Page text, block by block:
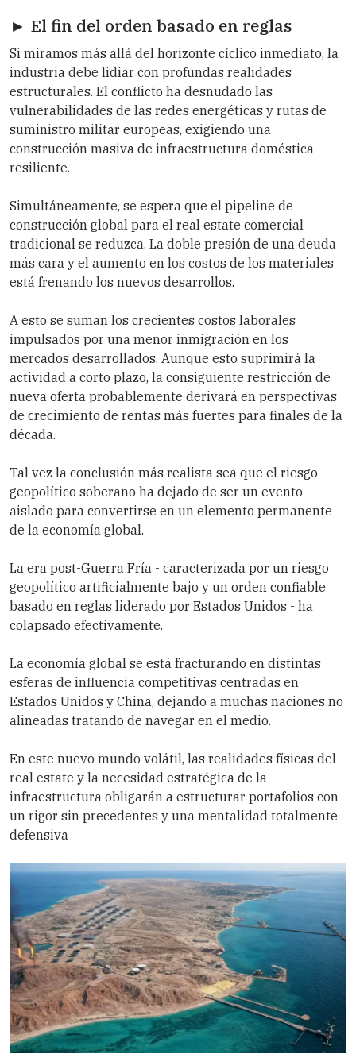
► El fin del orden basado en reglas
Si miramos más allá del horizonte cíclico inmediato, la
industria debe lidiar con profundas realidades
estructurales. El conflicto ha desnudado las
vulnerabilidades de las redes energéticas y rutas de
suministro militar europeas, exigiendo una
construcción masiva de infraestructura doméstica
resiliente.
Simultáneamente, se espera que el pipeline de
construcción global para el real estate comercial
tradicional se reduzca. La doble presión de una deuda
más cara y el aumento en los costos de los materiales
está frenando los nuevos desarrollos.
A esto se suman los crecientes costos laborales
impulsados por una menor inmigración en los
mercados desarrollados. Aunque esto suprimirá la
actividad a corto plazo, la consiguiente restricción de
nueva oferta probablemente derivará en perspectivas
de crecimiento de rentas más fuertes para finales de la
década.
Tal vez la conclusión más realista sea que el riesgo
geopolítico soberano ha dejado de ser un evento
aislado para convertirse en un elemento permanente
de la economía global.
La era post-Guerra Fría - caracterizada por un riesgo
geopolítico artificialmente bajo y un orden confiable
basado en reglas liderado por Estados Unidos - ha
colapsado efectivamente.
La economía global se está fracturando en distintas
esferas de influencia competitivas centradas en
Estados Unidos y China, dejando a muchas naciones no
alineadas tratando de navegar en el medio.
En este nuevo mundo volátil, las realidades físicas del
real estate y la necesidad estratégica de la
infraestructura obligarán a estructurar portafolios con
un rigor sin precedentes y una mentalidad totalmente
defensiva